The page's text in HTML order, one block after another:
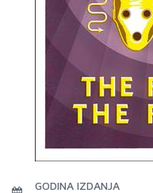
GODINA IZDANJA